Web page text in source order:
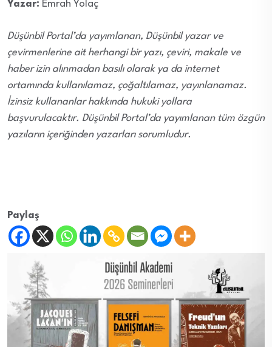
Yazar: Emrah Yolaç
Düşünbil Portal’da yayımlanan, Düşünbil yazar ve
çevirmenlerine ait herhangi bir yazı, çeviri, makale ve
haber izin alınmadan basılı olarak ya da internet
ortamında kullanılamaz, çoğaltılamaz, yayınlanamaz.
İzinsiz kullananlar hakkında hukuki yollara
başvurulacaktır. Düşünbil Portal’da yayımlanan tüm özgün
yazıların içeriğinden yazarları sorumludur.
Paylaş